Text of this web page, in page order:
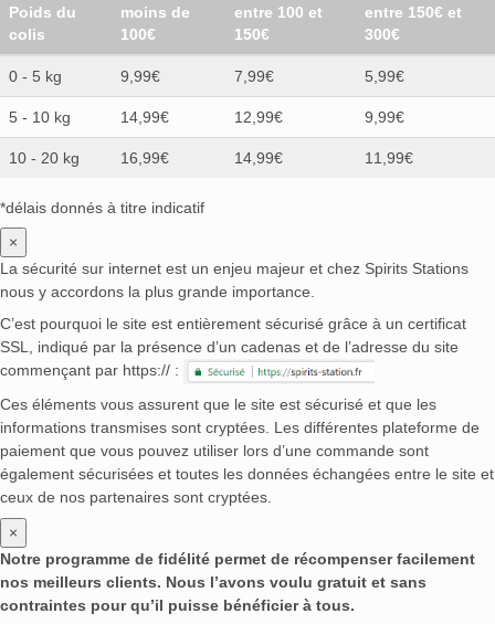
Poids du
colis
moins de
100€
entre 100 et
150€
entre 150€ et
300€
0 - 5 kg 9,99€ 7,99€ 5,99€
5 - 10 kg 14,99€ 12,99€ 9,99€
10 - 20 kg 16,99€ 14,99€ 11,99€
*délais donnés à titre indicatif
×
La sécurité sur internet est un enjeu majeur et chez Spirits Stations
nous y accordons la plus grande importance.
C’est pourquoi le site est entièrement sécurisé grâce à un certificat
SSL, indiqué par la présence d’un cadenas et de l’adresse du site
commençant par https:// :
Ces éléments vous assurent que le site est sécurisé et que les
informations transmises sont cryptées. Les différentes plateforme de
paiement que vous pouvez utiliser lors d’une commande sont
également sécurisées et toutes les données échangées entre le site et
ceux de nos partenaires sont cryptées.
×
Notre programme de fidélité permet de récompenser facilement
nos meilleurs clients. Nous l’avons voulu gratuit et sans
contraintes pour qu’il puisse bénéficier à tous.